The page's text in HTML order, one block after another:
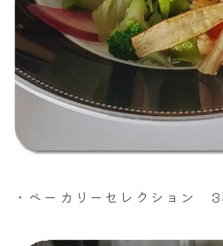
・ベーカリーセレクション